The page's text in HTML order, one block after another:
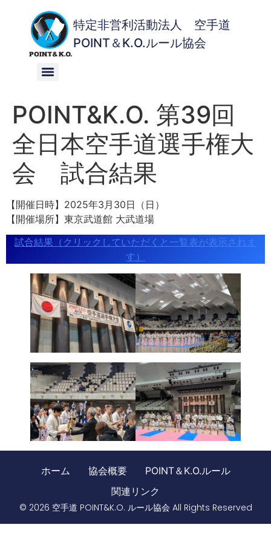
特定非営利活動法人 空手道
POINT＆K.O.ルール協会
POINT&K.O. 第39回
全日本空手道選手権大
会 試合結果
【開催日時】2025年3月30日（日）
【開催場所】東京武道館 大武道場
試合結果（クリックしていただくと一覧表が表示されま
す）
ホーム 協会概要
POINT＆K.O.ルール
関連リンク
© 2026 空手道 POINT&K.O. ルール協会 All Rights Reserved